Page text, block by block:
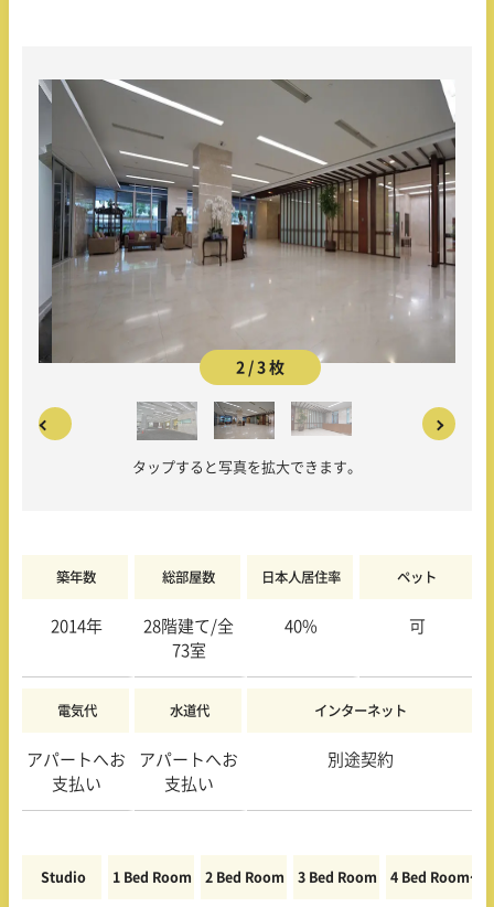
2 / 3 枚
タップすると写真を拡大できます。
築年数 総部屋数 日本人居住率 ペット
2014年 28階建て/全
73室
40% 可
電気代 水道代 インターネット
アパートへお
支払い
アパートへお
支払い
別途契約
Studio 1 Bed Room 2 Bed Room 3 Bed Room 4 Bed Room〜